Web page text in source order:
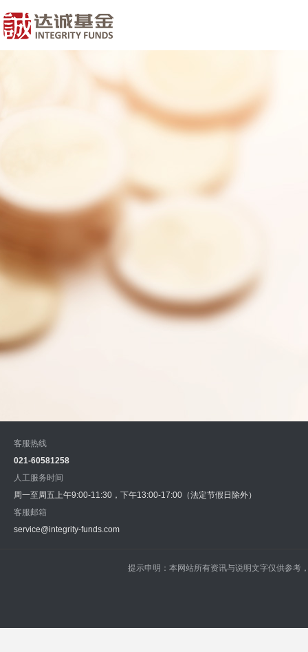
客服热线
021-60581258
人工服务时间
周一至周五上午9:00-11:30，下午13:00-17:00（法定节假日除外）
客服邮箱
service@integrity-funds.com
提示申明：本网站所有资讯与说明文字仅供参考